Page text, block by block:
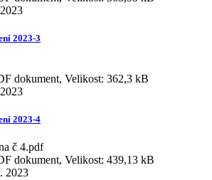
2023-3
dokument, Velikost: 362,3 kB
2023-4
č 4.pdf
dokument, Velikost: 439,13 kB
2023